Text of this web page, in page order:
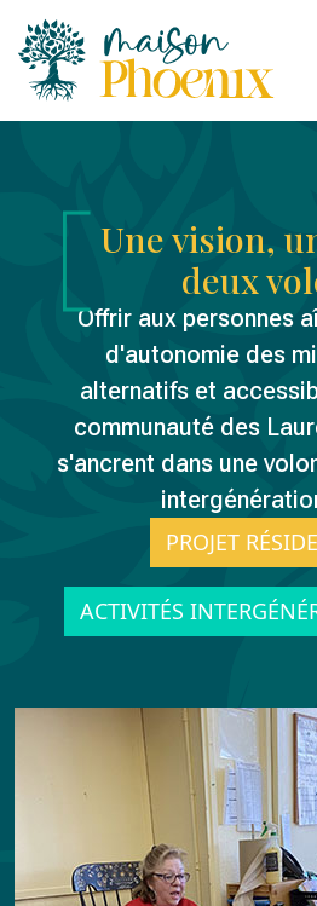
Une vision,
deux
Offrir aux personnes
d'autonomie des
alternatifs et
communauté des
s'ancrent dans une
PROJET
ACTIVITÉS